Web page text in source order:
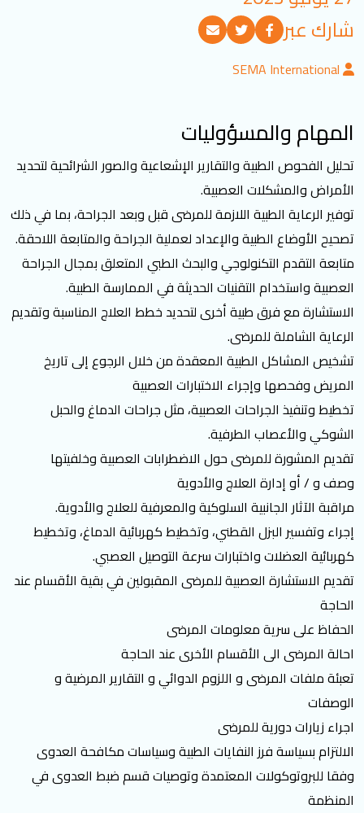
تسجيل الدخول
العربية
تابعنا
شارك عبر
SEMA International
المهام والمسؤوليات
تحليل الفحوص الطبية والتقارير الإشعاعية والصور الشرائحية لتحديد
الأمراض والمشكلات العصبية.
توفير الرعاية الطبية اللازمة للمرضى قبل وبعد الجراحة، بما في ذلك
تصحيح الأوضاع الطبية والإعداد لعملية الجراحة والمتابعة اللاحقة.
متابعة التقدم التكنولوجي والبحث الطبي المتعلق بمجال الجراحة
العصبية واستخدام التقنيات الحديثة في الممارسة الطبية.
الاستشارة مع فرق طبية أخرى لتحديد خطط العلاج المناسبة وتقديم
الرعاية الشاملة للمرضى.
تشخيص المشاكل الطبية المعقدة من خلال الرجوع إلى تاريخ
المريض وفحصها وإجراء الاختبارات العصبية
تخطيط وتنفيذ الجراحات العصبية، مثل جراحات الدماغ والحبل
الشوكي والأعصاب الطرفية.
تقديم المشورة للمرضى حول الاضطرابات العصبية وخلفيتها
وصف و / أو إدارة العلاج والأدوية
مراقبة الآثار الجانبية السلوكية والمعرفية للعلاج والأدوية.
إجراء وتفسير البزل القطني، وتخطيط كهربائية الدماغ، وتخطيط
كهربائية العضلات واختبارات سرعة التوصيل العصبي.
تقديم الاستشارة العصبية للمرضى المقبولين في بقية الأقسام عند
الحاجة
الحفاظ على سرية معلومات المرضى
احالة المرضى الى الأقسام الأخرى عند الحاجة
تعبئة ملفات المرضى و اللزوم الدوائي و التقارير المرضية و
الوصفات
اجراء زيارات دورية للمرضى
الالتزام بسياسة فرز النفايات الطبية وسياسات مكافحة العدوى
وفقا للبروتوكولات المعتمدة وتوصيات قسم ضبط العدوى في
المنظمة